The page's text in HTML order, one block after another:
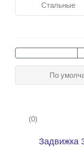
Контакты
Стальные
По
(0)
Купить в 1
Задвижка